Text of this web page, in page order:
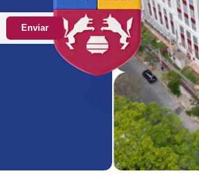
Enviar